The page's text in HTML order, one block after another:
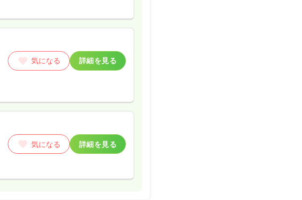
気になる 詳細を見る
気になる 詳細を見る